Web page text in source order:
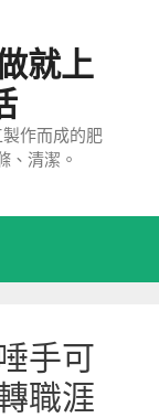
就上
作而成的肥
、清潔。
手可
職涯